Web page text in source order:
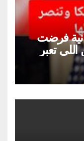
نية فرضت
اللي تعبر